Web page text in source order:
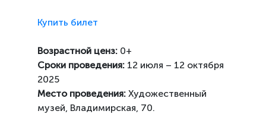
Купить билет
Возрастной ценз: 0+
Сроки проведения: 12 июля – 12 октября
2025
Место проведения: Художественный
музей, Владимирская, 70.